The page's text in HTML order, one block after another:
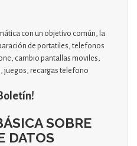
con un objetivo común, la
de portatiles, telefonos
cambio pantallas moviles,
juegos, recargas telefono
SOBRE
DATOS